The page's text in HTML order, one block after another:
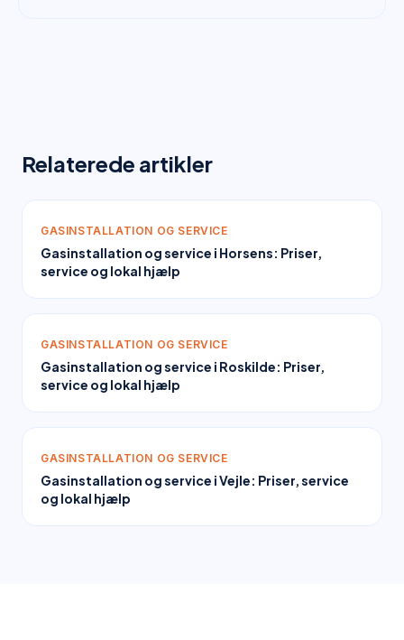
Relaterede artikler
GASINSTALLATION OG SERVICE
Gasinstallation og service i Horsens: Priser,
service og lokal hjælp
GASINSTALLATION OG SERVICE
Gasinstallation og service i Roskilde: Priser,
service og lokal hjælp
GASINSTALLATION OG SERVICE
Gasinstallation og service i Vejle: Priser, service
og lokal hjælp